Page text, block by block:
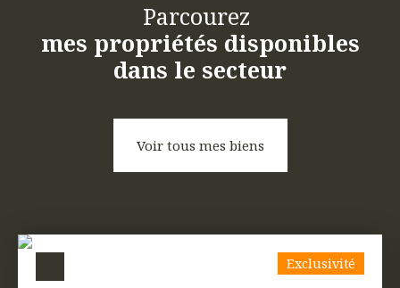
Parcourez
mes propriétés disponibles
dans le secteur
Voir tous mes biens
Exclusivité